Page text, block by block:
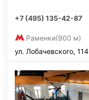
+7 (495) 135-42-87
Раменки(900 м)
ул. Лобачевского, 114